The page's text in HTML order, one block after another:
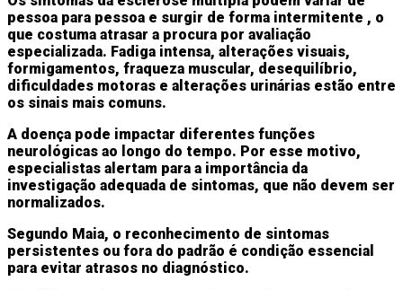
pessoa para pessoa e surgir de forma intermitente , o
que costuma atrasar a procura por avaliação
especializada. Fadiga intensa, alterações visuais,
formigamentos, fraqueza muscular, desequilíbrio,
dificuldades motoras e alterações urinárias estão entre
os sinais mais comuns.
A doença pode impactar diferentes funções
neurológicas ao longo do tempo. Por esse motivo,
especialistas alertam para a importância da
investigação adequada de sintomas, que não devem ser
normalizados.
Segundo Maia, o reconhecimento de sintomas
persistentes ou fora do padrão é condição essencial
para evitar atrasos no diagnóstico.